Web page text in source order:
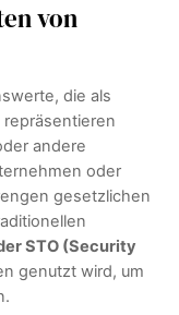
von
die als
andere
oder
gesetzlichen
STO (Security
genutzt wird, um